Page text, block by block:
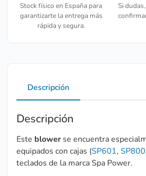
Stock físico en España para
garantizarte la entrega más
rápida y segura.
Si
Descripción
Descripción
Este blower se encuentra
equipados con cajas (SP601, SP800
teclados de la marca Spa Power.